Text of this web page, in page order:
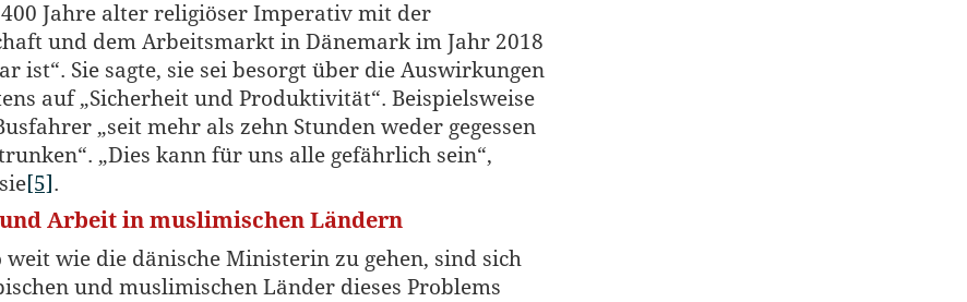
Jahre alter religiöser Imperativ mit der
und dem Arbeitsmarkt in Dänemark im Jahr 2018
ist“. Sie sagte, sie sei besorgt über die Auswirkungen
auf „Sicherheit und Produktivität“. Beispielsweise
„seit mehr als zehn Stunden weder gegessen
„Dies kann für uns alle gefährlich sein“,
[5] .
Arbeit in muslimischen Ländern
weit wie die dänische Ministerin zu gehen, sind sich
und muslimischen Länder dieses Problems